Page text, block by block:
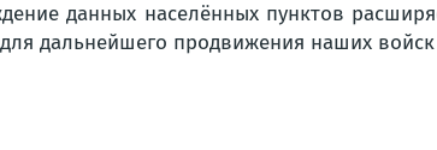
данных населённых пунктов
дальнейшего продвижения наших